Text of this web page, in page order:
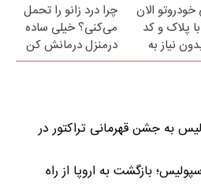
الان
پلاک و کد
نیاز به
حضوری
چرا درد زانو را تحمل
می‌کنی؟ خیلی ساده
درمنزل درمانش کن
به جشن قهرمانی تراکتور در
بازگشت به اروپا از راه